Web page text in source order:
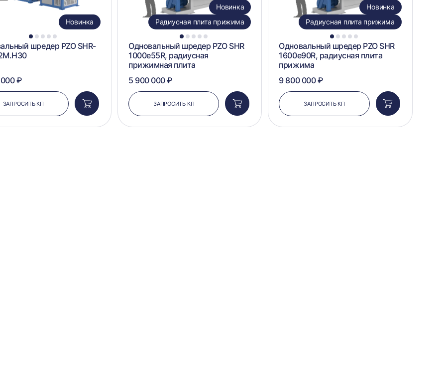
1 2 3 4 5
Новинка
шредер PZO SHR-
₽
ЗАПРОСИТЬ КП
Добавить
в
корзину
1 2 3 4 5
Новинка
Радиусная плита прижима
Одновальный шредер PZO SHR
1000e55R, радиусная
прижимная плита
5 900 000 ₽
ЗАПРОСИТЬ КП
Добавить
в
корзину
1 2 3 4 5
Новинка
Радиусная плита прижима
Одновальный шредер PZO SHR
1600e90R, радиусная плита
прижима
9 800 000 ₽
ЗАПРОСИТЬ КП
Добавить
в
корзину